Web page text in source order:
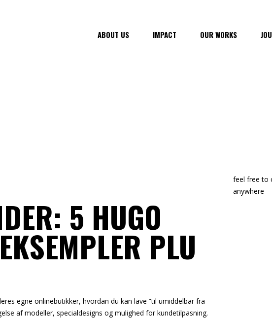
ABOUT US IMPACT OUR WORKS
5 HUGO
PLU
egne onlinebutikker, hvordan du kan lave ”til umiddelbar fra
af modeller, specialdesigns og mulighed for kundetilpasning.
feel free to
anywhere